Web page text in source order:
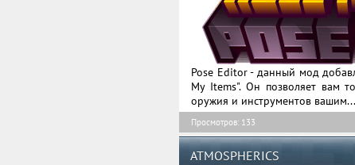
Pose Editor - данный мод
My Items". Он позволяет вам
оружия и инструментов вашим...
Просмотров: 133
ATMOSPHERICS